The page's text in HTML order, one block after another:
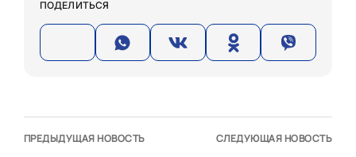
ПОДЕЛИТЬСЯ
ПРЕДЫДУЩАЯ НОВОСТЬ СЛЕДУЮЩАЯ НОВОСТЬ